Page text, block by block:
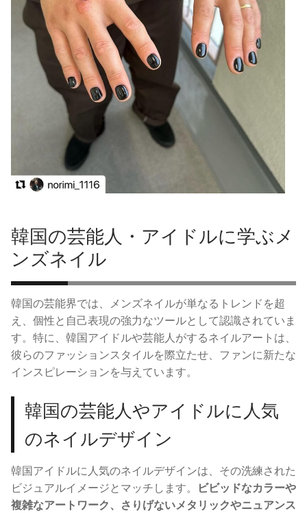
韓国の芸能人・アイドルに学ぶメ
ンズネイル
韓国の芸能界では、メンズネイルが単なるトレンドを超
え、個性と自己表現の強力なツールとして認識されていま
す。特に、韓国アイドルや芸能人がするネイルアートは、
彼らのファッションスタイルを際立たせ、ファンに新たな
インスピレーションを与えています。
韓国の芸能人やアイドルに人気
のネイルデザイン
韓国アイドルに人気のネイルデザインは、その洗練された
ビジュアルイメージとマッチします。
ビビッドなカラーや
複雑なアートワーク、さりげないメタリックやニュアンス